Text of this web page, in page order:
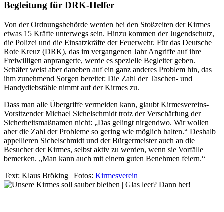
Begleitung für DRK-Helfer
Von der Ordnungsbehörde werden bei den Stoßzeiten der Kirmes
etwas 15 Kräfte unterwegs sein. Hinzu kommen der Jugendschutz,
die Polizei und die Einsatzkräfte der Feuerwehr. Für das Deutsche
Rote Kreuz (DRK), das im vergangenen Jahr Angriffe auf ihre
Freiwilligen anprangerte, werde es spezielle Begleiter geben.
Schäfer weist aber daneben auf ein ganz anderes Problem hin, das
ihm zunehmend Sorgen bereitet: Die Zahl der Taschen- und
Handydiebstähle nimmt auf der Kirmes zu.
Dass man alle Übergriffe vermeiden kann, glaubt Kirmesvereins-
Vorsitzender Michael Sichelschmidt trotz der Verschärfung der
Sicherheitsmaßnamen nicht: „Das gelingt nirgendwo. Wir wollen
aber die Zahl der Probleme so gering wie möglich halten.“ Deshalb
appellieren Sichelschmidt und der Bürgermeister auch an die
Besucher der Kirmes, selbst aktiv zu werden, wenn sie Vorfälle
bemerken. „Man kann auch mit einem guten Benehmen feiern.“
Text: Klaus Bröking | Fotos: Kirmesverein